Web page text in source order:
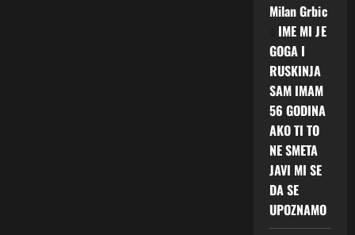
Milan Grbic
IME MI JE
GOGA I
RUSKINJA
SAM IMAM
56 GODINA
AKO TI TO
NE SMETA
JAVI MI SE
DA SE
UPOZNAMO